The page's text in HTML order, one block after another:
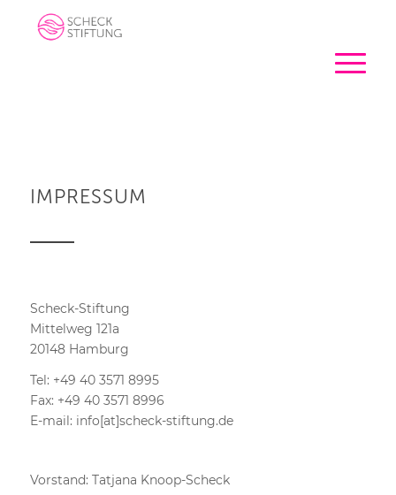
IMPRESSUM
Scheck-Stiftung
Mittelweg 121a
20148 Hamburg
Tel: +49 40 3571 8995
Fax: +49 40 3571 8996
E-mail: info[at]scheck-stiftung.de
Vorstand: Tatjana Knoop-Scheck